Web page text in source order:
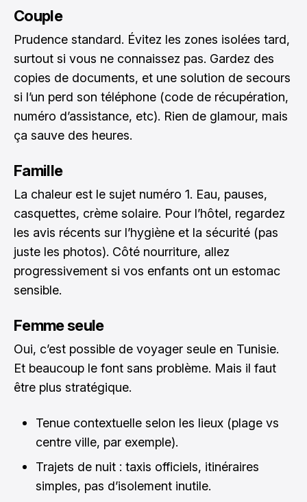
Couple
Prudence standard. Évitez les zones isolées tard,
surtout si vous ne connaissez pas. Gardez des
copies de documents, et une solution de secours
si l’un perd son téléphone (code de récupération,
numéro d’assistance, etc). Rien de glamour, mais
ça sauve des heures.
Famille
La chaleur est le sujet numéro 1. Eau, pauses,
casquettes, crème solaire. Pour l’hôtel, regardez
les avis récents sur l’hygiène et la sécurité (pas
juste les photos). Côté nourriture, allez
progressivement si vos enfants ont un estomac
sensible.
Femme seule
Oui, c’est possible de voyager seule en Tunisie.
Et beaucoup le font sans problème. Mais il faut
être plus stratégique.
Tenue contextuelle selon les lieux (plage vs
centre ville, par exemple).
Trajets de nuit : taxis officiels, itinéraires
simples, pas d’isolement inutile.